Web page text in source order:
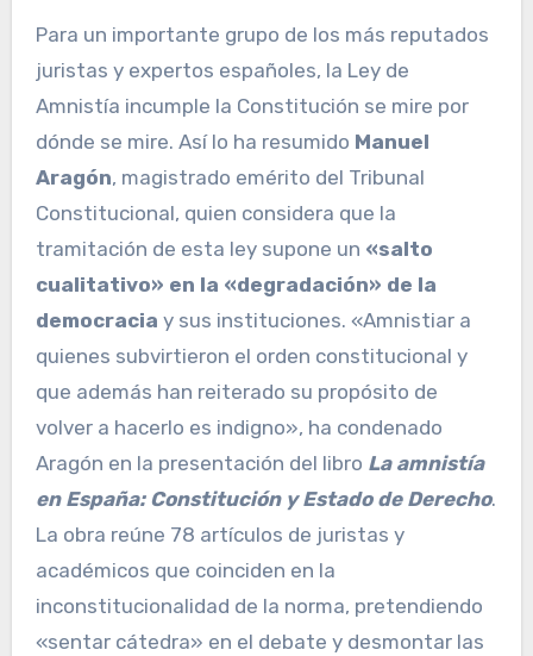
Para un importante grupo de los más reputados
juristas y expertos españoles, la Ley de
Amnistía incumple la Constitución se mire por
dónde se mire. Así lo ha resumido Manuel
Aragón, magistrado emérito del Tribunal
Constitucional, quien considera que la
tramitación de esta ley supone un «salto
cualitativo» en la «degradación» de la
democracia y sus instituciones. «Amnistiar a
quienes subvirtieron el orden constitucional y
que además han reiterado su propósito de
volver a hacerlo es indigno», ha condenado
Aragón en la presentación del libro La amnistía
en España: Constitución y Estado de Derecho.
La obra reúne 78 artículos de juristas y
académicos que coinciden en la
inconstitucionalidad de la norma, pretendiendo
«sentar cátedra» en el debate y desmontar las